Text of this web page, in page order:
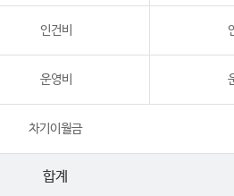
인건비
운영비
차기이월금
합계